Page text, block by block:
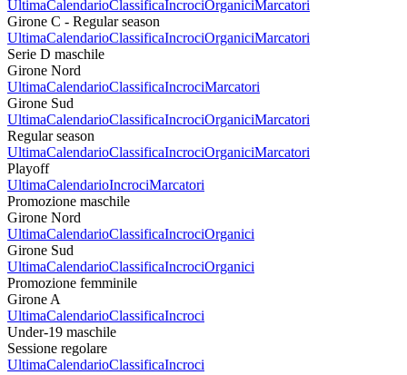
UltimaCalendarioClassificaIncrociOrganiciMarcatori
Girone C - Regular season
UltimaCalendarioClassificaIncrociOrganiciMarcatori
Serie D maschile
Girone Nord
UltimaCalendarioClassificaIncrociMarcatori
Girone Sud
UltimaCalendarioClassificaIncrociOrganiciMarcatori
Regular season
UltimaCalendarioClassificaIncrociOrganiciMarcatori
Playoff
UltimaCalendarioIncrociMarcatori
Promozione maschile
Girone Nord
UltimaCalendarioClassificaIncrociOrganici
Girone Sud
UltimaCalendarioClassificaIncrociOrganici
Promozione femminile
Girone A
UltimaCalendarioClassificaIncroci
Under-19 maschile
Sessione regolare
UltimaCalendarioClassificaIncroci